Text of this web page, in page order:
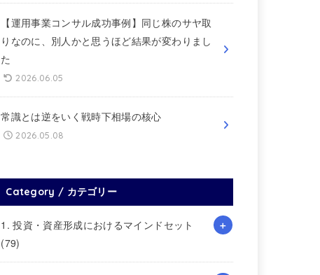
【運用事業コンサル成功事例】同じ株のサヤ取
りなのに、別人かと思うほど結果が変わりまし
た
2026.06.05
常識とは逆をいく戦時下相場の核心
2026.05.08
Category / カテゴリー
1. 投資・資産形成におけるマインドセット
(79)